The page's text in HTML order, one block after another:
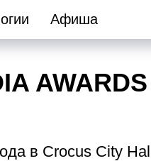
Афиша
AWARDS
в Crocus City